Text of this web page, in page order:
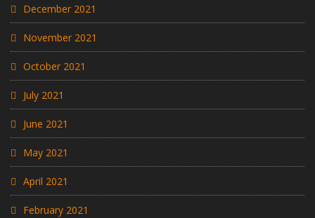
December 2021
November 2021
October 2021
July 2021
June 2021
May 2021
April 2021
February 2021